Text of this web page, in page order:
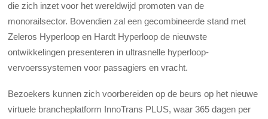
die zich inzet voor het wereldwijd promoten van de
monorailsector. Bovendien zal een gecombineerde stand met
Zeleros Hyperloop en Hardt Hyperloop de nieuwste
ontwikkelingen presenteren in ultrasnelle hyperloop-
vervoerssystemen voor passagiers en vracht.
Bezoekers kunnen zich voorbereiden op de beurs op het nieuwe
virtuele brancheplatform InnoTrans PLUS, waar 365 dagen per